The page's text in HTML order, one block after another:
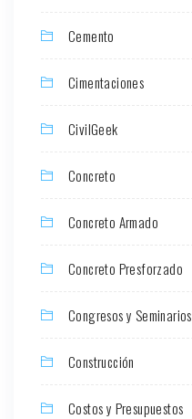
Cemento
Cimentaciones
CivilGeek
Concreto
Concreto Armado
Concreto Presforzado
Congresos y Seminarios
Construcción
Costos y Presupuestos